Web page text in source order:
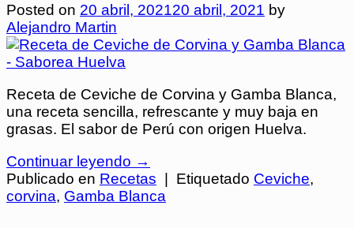
Posted on 20 abril, 202120 abril, 2021 by
Alejandro Martin
Receta de Ceviche de Corvina y Gamba Blanca,
una receta sencilla, refrescante y muy baja en
grasas. El sabor de Perú con origen Huelva.
Continuar leyendo →
Publicado en Recetas Etiquetado Ceviche,
corvina, Gamba Blanca